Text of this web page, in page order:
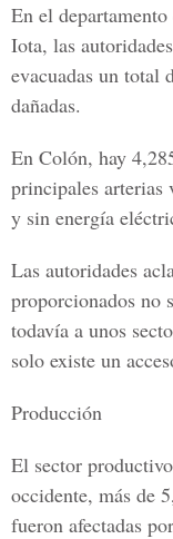
En el
Iota, las
evacuadas un total
dañadas.
En Colón, hay
principales arterias
y sin energía
Las autoridades
proporcionados no
todavía a unos
solo existe un
Producción
El sector
occidente, más de
fueron afectadas